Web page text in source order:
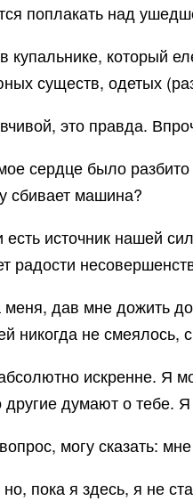
поплакать над
купальнике, который
существ, одетых
это правда.
сердце было
сбивает машина?
источник нашей
радости
дав мне дожить
никогда не смеялось,
искренне. Я
другие думают о
могу сказать:
пока я здесь, я не